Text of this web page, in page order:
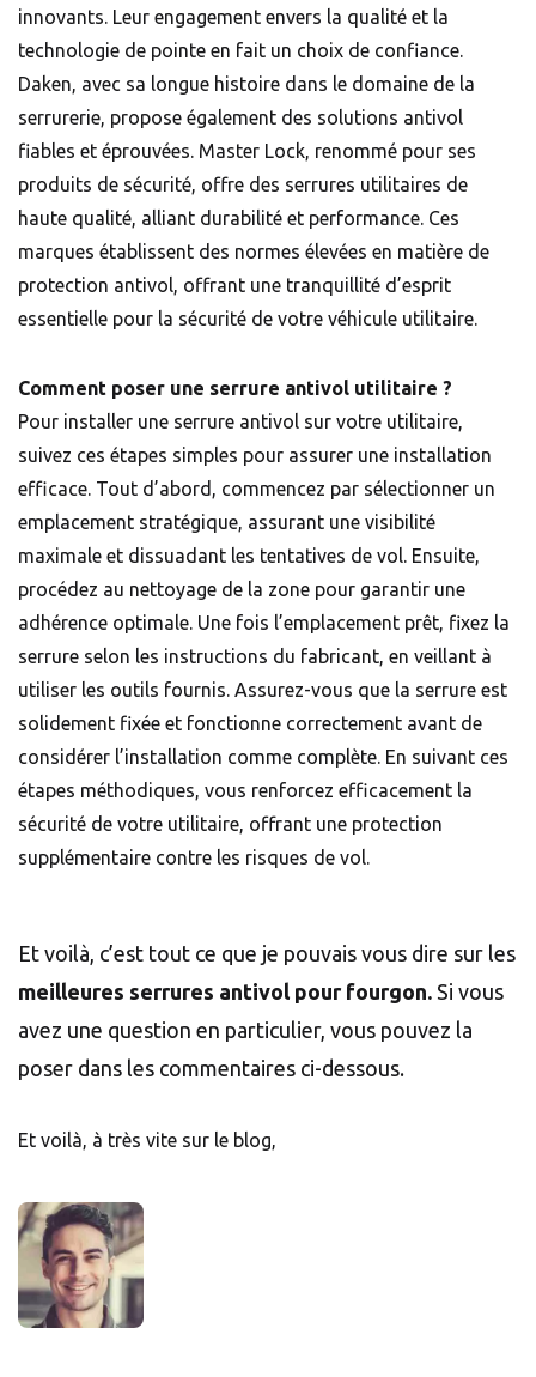
innovants. Leur engagement envers la qualité et la
technologie de pointe en fait un choix de confiance.
Daken, avec sa longue histoire dans le domaine de la
serrurerie, propose également des solutions antivol
fiables et éprouvées. Master Lock, renommé pour ses
produits de sécurité, offre des serrures utilitaires de
haute qualité, alliant durabilité et performance. Ces
marques établissent des normes élevées en matière de
protection antivol, offrant une tranquillité d’esprit
essentielle pour la sécurité de votre véhicule utilitaire.
Comment poser une serrure antivol utilitaire ?
Pour installer une serrure antivol sur votre utilitaire,
suivez ces étapes simples pour assurer une installation
efficace. Tout d’abord, commencez par sélectionner un
emplacement stratégique, assurant une visibilité
maximale et dissuadant les tentatives de vol. Ensuite,
procédez au nettoyage de la zone pour garantir une
adhérence optimale. Une fois l’emplacement prêt, fixez la
serrure selon les instructions du fabricant, en veillant à
utiliser les outils fournis. Assurez-vous que la serrure est
solidement fixée et fonctionne correctement avant de
considérer l’installation comme complète. En suivant ces
étapes méthodiques, vous renforcez efficacement la
sécurité de votre utilitaire, offrant une protection
supplémentaire contre les risques de vol.
Et voilà, c’est tout ce que je pouvais vous dire sur les
meilleures serrures antivol pour fourgon. Si vous
avez une question en particulier, vous pouvez la
poser dans les commentaires ci-dessous.
Et voilà, à très vite sur le blog,